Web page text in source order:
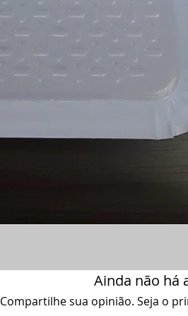
Ainda não há
Compartilhe sua opinião. Seja o